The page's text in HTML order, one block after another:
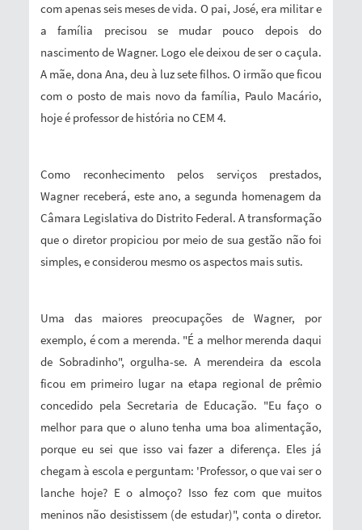
com apenas seis meses de vida. O pai, José, era militar e
a família precisou se mudar pouco depois do
nascimento de Wagner. Logo ele deixou de ser o caçula.
A mãe, dona Ana, deu à luz sete filhos. O irmão que ficou
com o posto de mais novo da família, Paulo Macário,
hoje é professor de história no CEM 4.
Como reconhecimento pelos serviços prestados,
Wagner receberá, este ano, a segunda homenagem da
Câmara Legislativa do Distrito Federal. A transformação
que o diretor propiciou por meio de sua gestão não foi
simples, e considerou mesmo os aspectos mais sutis.
Uma das maiores preocupações de Wagner, por
exemplo, é com a merenda. "É a melhor merenda daqui
de Sobradinho", orgulha-se. A merendeira da escola
ficou em primeiro lugar na etapa regional de prêmio
concedido pela Secretaria de Educação. "Eu faço o
melhor para que o aluno tenha uma boa alimentação,
porque eu sei que isso vai fazer a diferença. Eles já
chegam à escola e perguntam: 'Professor, o que vai ser o
lanche hoje? E o almoço? Isso fez com que muitos
meninos não desistissem (de estudar)", conta o diretor.